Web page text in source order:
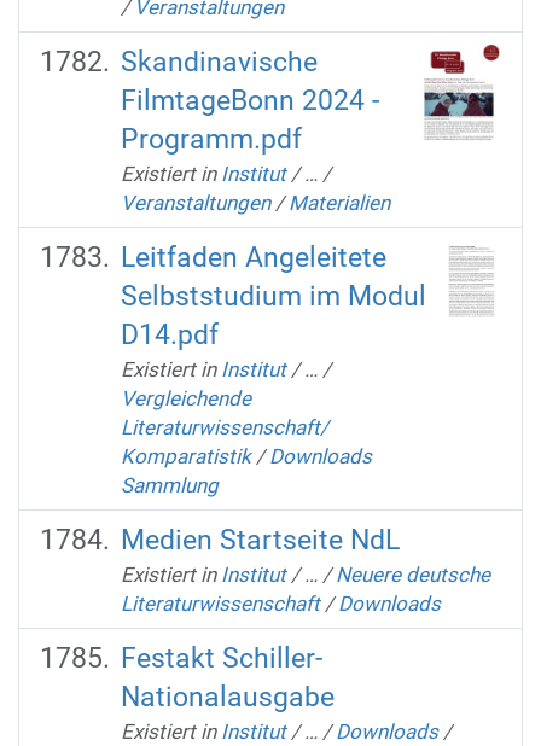
/ Veranstaltungen
Skandinavische
FilmtageBonn 2024 -
Programm.pdf
Existiert in Institut /… /
Veranstaltungen /Materialien
Leitfaden Angeleitete
Selbststudium im Modul
D14.pdf
Existiert in Institut /… /
Vergleichende
Literaturwissenschaft/
Komparatistik /Downloads
Sammlung
Medien Startseite NdL
Existiert in Institut /… /Neuere deutsche
Literaturwissenschaft /Downloads
Festakt Schiller-
Nationalausgabe
Existiert in Institut /… /Downloads /